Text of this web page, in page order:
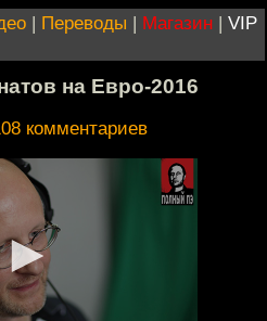
| Переводы | Магазин | VIP
на Евро-2016
комментариев